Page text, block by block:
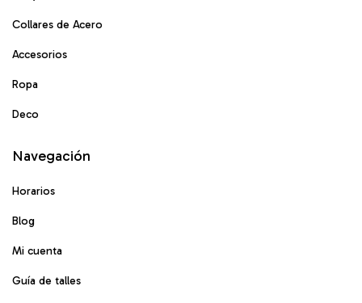
Collares de Acero
Accesorios
Ropa
Deco
Navegación
Horarios
Blog
Mi cuenta
Guía de talles